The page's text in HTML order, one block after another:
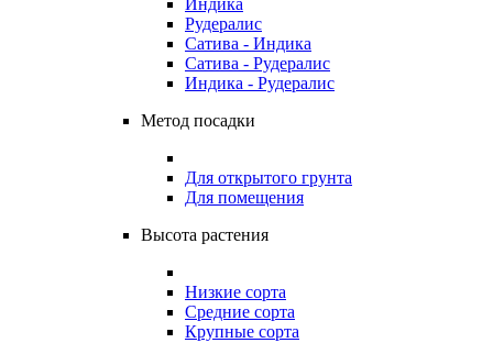
Индика
Рудералис
Сатива - Индика
Сатива - Рудералис
Индика - Рудералис
Метод посадки
Для открытого грунта
Для помещения
Высота растения
Низкие сорта
Средние сорта
Крупные сорта